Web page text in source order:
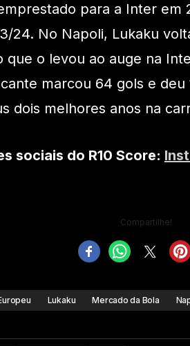
para a Inter em
24. No Napoli, Lukaku
que o levou ao auge na
marcou 64 gols e deu
dois melhores anos na
sociais do R10 Score:
Compartilhe!
Lukaku Mercado da Bola